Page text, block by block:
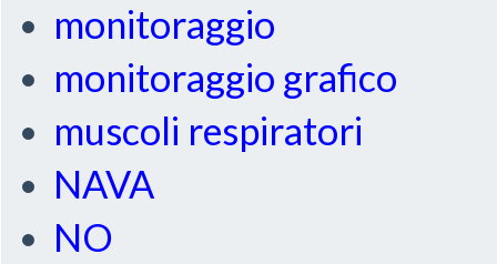
monitoraggio
monitoraggio grafico
muscoli respiratori
NAVA
NO